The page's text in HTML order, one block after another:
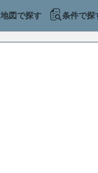
地図で探す 条件で探